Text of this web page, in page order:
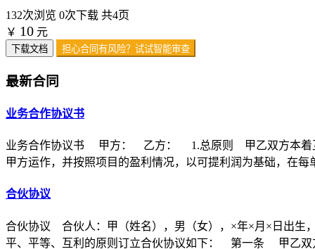
132次浏览 0次下载 共4页
￥ 10 元
下载文档 担心合同有风险？试试智能审查
最新合同
业务合作协议书
业务合作协议书 甲方： 乙方： 1.总原则 甲乙双方本着互
甲方运作，并按照项目的盈利情况，以可提利润为基础，在每
合伙协议
合伙协议 合伙人：甲（姓名），男（女），×年×月×日出
平、平等、互利的原则订立合伙协议如下： 第一条 甲乙双